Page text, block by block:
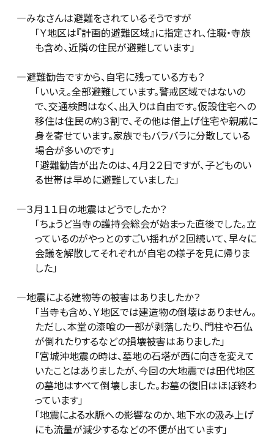
―みなさんは避難をされているそうですが
「Ｙ地区は『計画的避難区域』に指定され、住職・寺族
も含め、近隣の住民が避難しています」
―避難勧告ですから、自宅に残っている方も？
「いいえ。全部避難しています。警戒区域ではないの
で、交通検問はなく、出入りは自由です。仮設住宅への
移住は住民の約３割で、その他は借上げ住宅や親戚に
身を寄せています。家族でもバラバラに分散している
場合が多いのです」
「避難勧告が出たのは、４月２２日ですが、子どものい
る世帯は早めに避難していました」
―３月１１日の地震はどうでしたか？
「ちょうど当寺の護持会総会が始まった直後でした。立
っているのがやっとのすごい揺れが２回続いて、早々に
会議を解散してそれぞれが自宅の様子を見に帰りま
した」
―地震による建物等の被害はありましたか？
「当寺も含め、Ｙ地区では建造物の倒壊はありません。
ただし、本堂の漆喰の一部が剥落したり、門柱や石仏
が倒れたりするなどの損壊被害はありました」
「宮城沖地震の時は、墓地の石塔が西に向きを変えて
いたことはありましたが、今回の大地震では田代地区
の墓地はすべて倒壊しました。お墓の復旧はほぼ終わ
っています」
「地震による水脈への影響なのか、地下水の汲み上げ
にも流量が減少するなどの不便が出ています」